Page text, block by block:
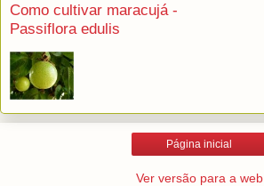
Como cultivar maracujá -
Passiflora edulis
Página inicial
Ver versão para a web